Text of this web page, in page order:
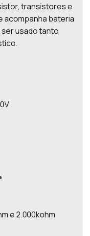
transistores e
acompanha bateria
usado tanto
e 2.000kohm